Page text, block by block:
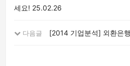
세요! 25.02.26
다음글 [2014 기업분석] 외환은